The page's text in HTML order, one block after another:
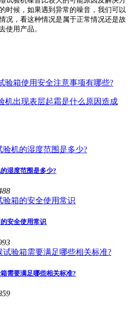
时候，如果遇到异常的噪音，我们可以
况，看这种情况是属于正常情况还是故
使用产品。
验箱使用安全注意事项有哪些?
机出现表层起霜是什么原因造成
湿度范围是多少?
安全使用常识
需要满足哪些相关标准?